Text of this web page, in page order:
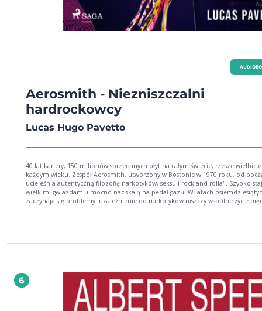
Aerosmith - Niezniszczalni
hardrockowcy
Lucas Hugo Pavetto
40 lat kariery, 150 milionów sprzedanych płyt na całym świecie, rzesze
każdym wieku. Zespół Aerosmith, utworzony w Bostonie w 1970 roku, od
ucieleśnia autentyczną filozofię narkotyków, seksu i rock and rolla". Szybko
wielkimi gwiazdami i mocno naciskają na pedał gazu. W latach
zaczynają się problemy: uzależnienie od narkotyków niszczy wspólne życie
Lucas Pavetto - urodzony w Argentynie, skąd wyprowadził się w młodym
i wyspecjalizował się w narracji komiksowej. Zaczął pracować w kinematografii
reżyser, autor i scenarzysta własnych filmów.
6